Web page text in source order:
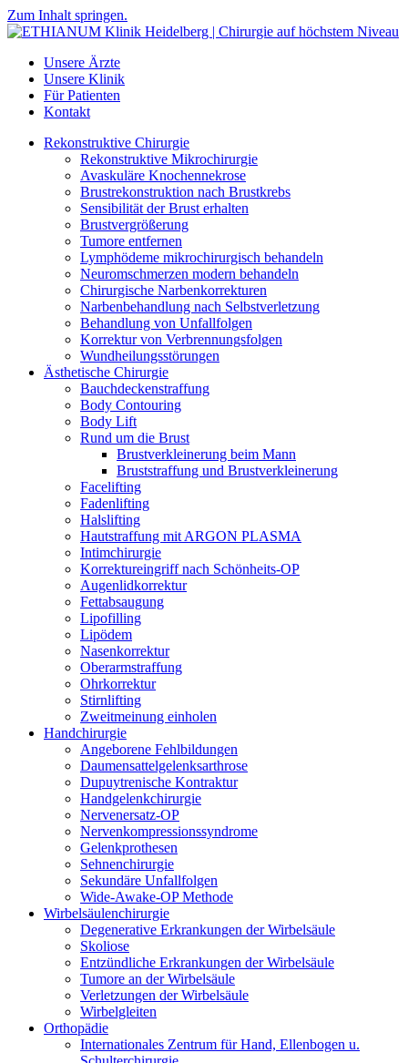
Zum Inhalt springen.
Unsere Ärzte
Unsere Klinik
Für Patienten
Kontakt
Rekonstruktive Chirurgie
Rekonstruktive Mikrochirurgie
Avaskuläre Knochennekrose
Brustrekonstruktion nach Brustkrebs
Sensibilität der Brust erhalten
Brustvergrößerung
Tumore entfernen
Lymphödeme mikrochirurgisch behandeln
Neuromschmerzen modern behandeln
Chirurgische Narbenkorrekturen
Narbenbehandlung nach Selbstverletzung
Behandlung von Unfallfolgen
Korrektur von Verbrennungsfolgen
Wundheilungsstörungen
Ästhetische Chirurgie
Bauchdeckenstraffung
Body Contouring
Body Lift
Rund um die Brust
Brustverkleinerung beim Mann
Bruststraffung und Brustverkleinerung
Facelifting
Fadenlifting
Halslifting
Hautstraffung mit ARGON PLASMA
Intimchirurgie
Korrektureingriff nach Schönheits-OP
Augenlidkorrektur
Fettabsaugung
Lipofilling
Lipödem
Nasenkorrektur
Oberarmstraffung
Ohrkorrektur
Stirnlifting
Zweitmeinung einholen
Handchirurgie
Angeborene Fehlbildungen
Daumensattelgelenksarthrose
Dupuytrenische Kontraktur
Handgelenkchirurgie
Nervenersatz-OP
Nervenkompressionssyndrome
Gelenkprothesen
Sehnenchirurgie
Sekundäre Unfallfolgen
Wide-Awake-OP Methode
Wirbelsäulenchirurgie
Degenerative Erkrankungen der Wirbelsäule
Skoliose
Entzündliche Erkrankungen der Wirbelsäule
Tumore an der Wirbelsäule
Verletzungen der Wirbelsäule
Wirbelgleiten
Orthopädie
Internationales Zentrum für Hand, Ellenbogen u.